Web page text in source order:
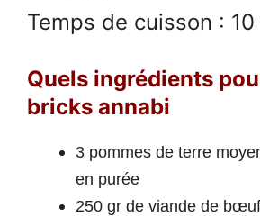
Temps de cuisson :
Quels ingrédients
bricks annabi
3 pommes de terre
en purée
250 gr de viande de